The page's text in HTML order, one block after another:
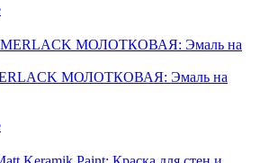
МОЛОТКОВАЯ: Эмаль на